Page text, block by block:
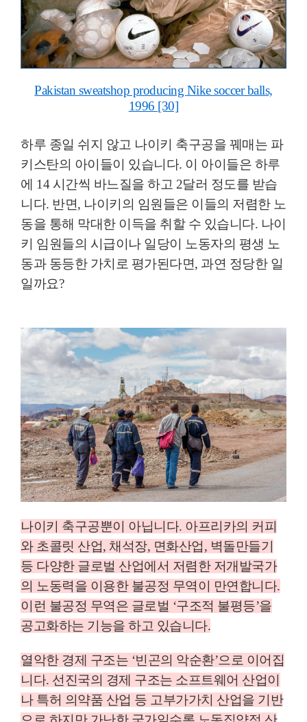
Pakistan sweatshop producing Nike soccer balls,
1996 [30]
하루 종일 쉬지 않고 나이키 축구공을 꿰매는 파
키스탄의 아이들이 있습니다. 이 아이들은 하루
에 14 시간씩 바느질을 하고 2달러 정도를 받습
니다. 반면, 나이키의 임원들은 이들의 저렴한 노
동을 통해 막대한 이득을 취할 수 있습니다. 나이
키 임원들의 시급이나 일당이 노동자의 평생 노
동과 동등한 가치로 평가된다면, 과연 정당한 일
일까요?
나이키 축구공뿐이 아닙니다. 아프리카의 커피
와 초콜릿 산업, 채석장, 면화산업, 벽돌만들기
등 다양한 글로벌 산업에서 저렴한 저개발국가
의 노동력을 이용한 불공정 무역이 만연합니다.
이런 불공정 무역은 글로벌 ‘구조적 불평등’을
공고화하는 기능을 하고 있습니다.
열악한 경제 구조는 ‘빈곤의 악순환’으로 이어집
니다. 선진국의 경제 구조는 소프트웨어 산업이
나 특허 의약품 산업 등 고부가가치 산업을 기반